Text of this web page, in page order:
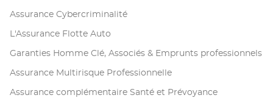
Assurance Cybercriminalité
L'Assurance Flotte Auto
Garanties Homme Clé, Associés & Emprunts professionnels
Assurance Multirisque Professionnelle
Assurance complémentaire Santé et Prévoyance